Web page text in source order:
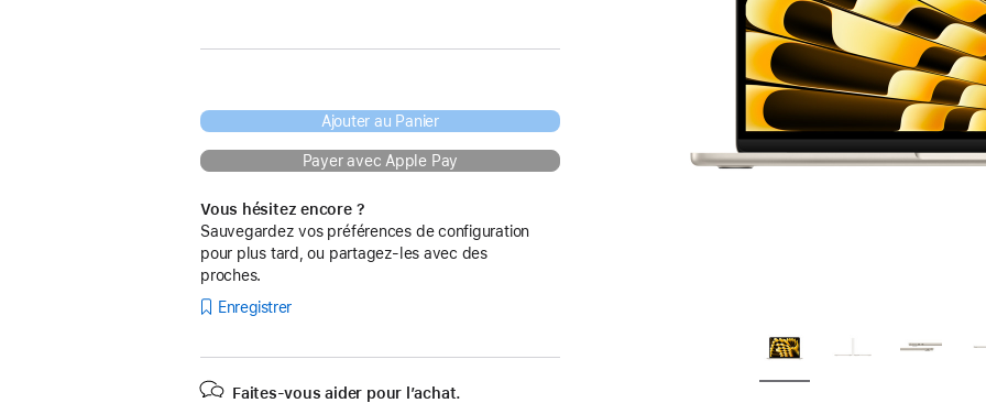
Ajouter au Panier
Payer avec Apple Pay
Vous hésitez encore ?
Sauvegardez vos préférences de configuration
pour plus tard, ou partagez-les avec des
proches.
Enregistrer
Faites-vous aider pour l’achat.